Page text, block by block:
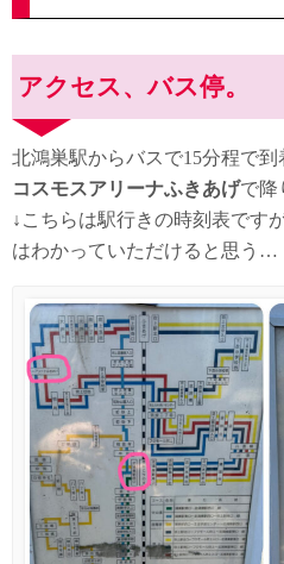
アクセス、バス停。
北鴻巣駅からバスで15分程で到
コスモスアリーナふきあげで降
↓こちらは駅行きの時刻表です
はわかっていただけると思う…